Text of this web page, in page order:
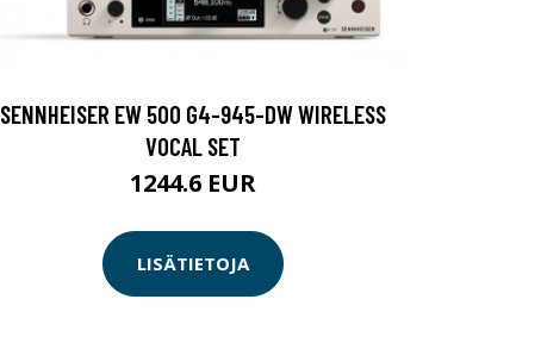
SENNHEISER EW 500 G4-945-DW WIRELESS
VOCAL SET
1244.6 EUR
LISÄTIETOJA